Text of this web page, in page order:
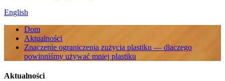
English
Dom
Aktualności
Znaczenie ograniczenia zużycia plastiku — dlaczego
powinniśmy używać mniej plastiku
Aktualności